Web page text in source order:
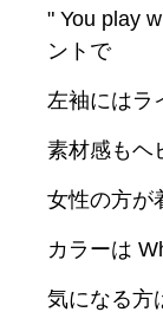
" You play
ントで
左袖にはラ
素材感もヘ
女性の方が
カラーは
気になる方